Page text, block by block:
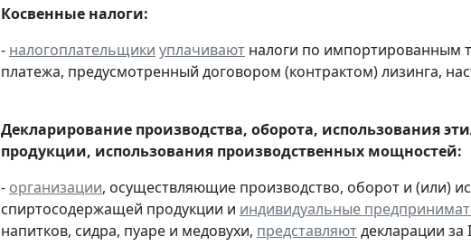
Косвенные налоги:
- налогоплательщики уплачивают налоги по импортированным
платежа, предусмотренный договором (контрактом) лизинга,
Декларирование производства, оборота, использования
продукции, использования производственных мощностей:
- организации, осуществляющие производство, оборот и (или)
спиртосодержащей продукции и индивидуальные
напитков, сидра, пуаре и медовухи, представляютдекларации за